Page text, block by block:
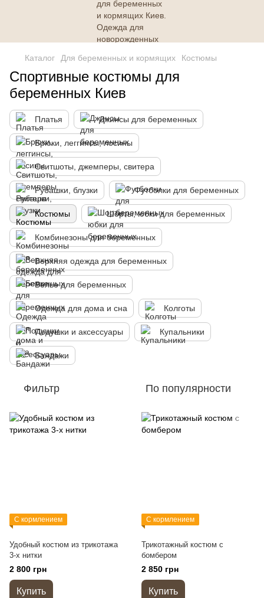
Каталог Для беременных и кормящих Костюмы
Спортивные костюмы для
беременных Киев
Платья Джинсы для беременных
Брюки, леггинсы, лосины
Свитшоты, джемперы, свитера
Рубашки, блузки Футболки для беременных
Костюмы Шорты, юбки для беременных
Комбинезоны для беременных
Верхняя одежда для беременных
Белье для беременных
Одежда для дома и сна Колготы
Подушки и аксессуары Купальники
Бандажи
Фильтр По популярности
С кормлением
Удобный костюм из трикотажа
3-х нитки
2 800 грн
Купить
С кормлением
Трикотажный костюм с
бомбером
2 850 грн
Купить